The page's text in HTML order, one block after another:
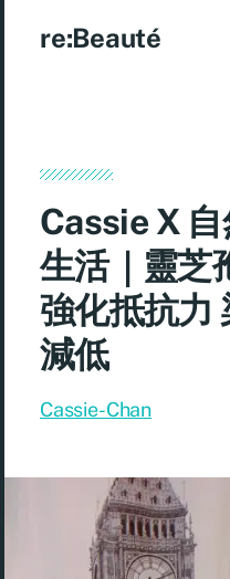
re:Beauté
Cassie X
生活｜靈芝
強化抵抗力
減低
Cassie-Chan